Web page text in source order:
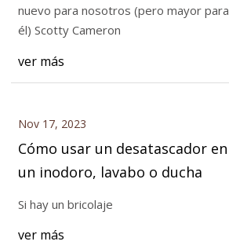
Nov 19, 2023
El final de Club Junkie
nuevo para nosotros (pero mayor para
él) Scotty Cameron
ver más
Nov 17, 2023
Cómo usar un desatascador en
un inodoro, lavabo o ducha
Si hay un bricolaje
ver más